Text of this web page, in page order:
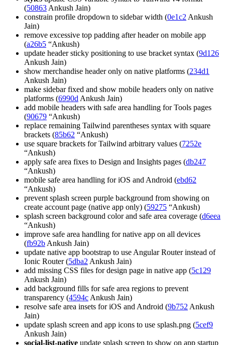
(50863 Ankush Jain)
constrain profile dropdown to sidebar width (0e1c2 Ankush
Jain)
remove excessive top padding after header on mobile app
(a26b5 “Ankush)
update header sticky positioning to use bracket syntax (9d126
Ankush Jain)
show merchandise header only on native platforms (234d1
Ankush Jain)
make sidebar fixed and show mobile headers only on native
platforms (6990d Ankush Jain)
add mobile headers with safe area handling for Tools pages
(90679 “Ankush)
replace remaining Tailwind parentheses syntax with square
brackets (85b62 “Ankush)
use square brackets for Tailwind arbitrary values (7252e
“Ankush)
apply safe area fixes to Design and Insights pages (db247
“Ankush)
mobile safe area handling for iOS and Android (ebd62
“Ankush)
prevent splash screen purple background from showing on
create account page (native app only) (59275 “Ankush)
splash screen background color and safe area coverage (d6eea
“Ankush)
improve safe area handling for native app on all devices
(fb92b Ankush Jain)
update native app bootstrap to use Angular Router instead of
Ionic Router (5dba2 Ankush Jain)
add missing CSS files for design page in native app (5c129
Ankush Jain)
add background fills for safe area regions to prevent
transparency (4594c Ankush Jain)
resolve safe area insets for iOS and Android (9b752 Ankush
Jain)
update splash screen and app icons to use splash.png (5cef9
Ankush Jain)
social-list-native update splash screen to show on app startup